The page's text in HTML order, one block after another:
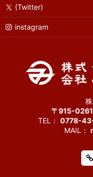
(Twitter)
instagram
〒915-0261
TEL： 0778-
MAIL：